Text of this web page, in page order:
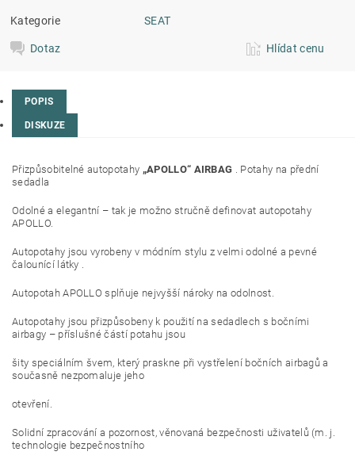
Kategorie SEAT
Dotaz Hlídat cenu
POPIS
DISKUZE
Přizpůsobitelné autopotahy „APOLLO“ AIRBAG . Potahy na přední
sedadla
Odolné a elegantní – tak je možno stručně definovat autopotahy
APOLLO.
Autopotahy jsou vyrobeny v módním stylu z velmi odolné a pevné
čalounící látky .
Autopotah APOLLO splňuje nejvyšší nároky na odolnost.
Autopotahy jsou přizpůsobeny k použití na sedadlech s bočními
airbagy – příslušné částí potahu jsou
šity speciálním švem, který praskne při vystřelení bočních airbagů a
současně nezpomaluje jeho
otevření.
Solidní zpracování a pozornost, věnovaná bezpečnosti uživatelů (m. j.
technologie bezpečnostního